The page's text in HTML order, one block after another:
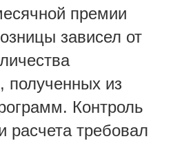
премии
зависел от
полученных из
Контроль
расчета требовал